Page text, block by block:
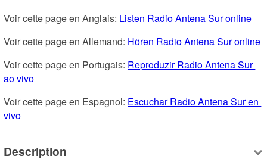
Voir cette page en Anglais: Listen Radio Antena Sur online
Voir cette page en Allemand: Hören Radio Antena Sur online
Voir cette page en Portugais: Reproduzir Radio Antena Sur
ao vivo
Voir cette page en Espagnol: Escuchar Radio Antena Sur en
vivo
Description